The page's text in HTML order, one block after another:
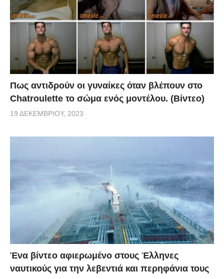
Πως αντιδρούν οι γυναίκες όταν βλέπουν στο
Chatroulette το σώμα ενός μοντέλου. (Βίντεο)
19 ΔΕΚΕΜΒΡΊΟΥ, 2023
Ένα βίντεο αφιερωμένο στους Έλληνες
ναυτικούς για την λεβεντιά και περηφάνια τους